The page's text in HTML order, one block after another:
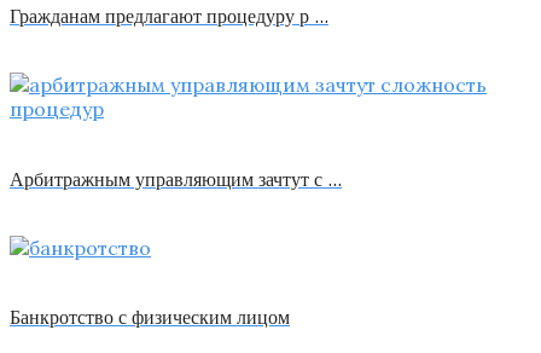
Гражданам предлагают процедуру р …
Арбитражным управляющим зачтут с …
Банкротство с физическим лицом